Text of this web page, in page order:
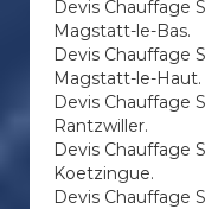
Devis Chauffage
Magstatt-le-Bas.
Devis Chauffage
Magstatt-le-Haut.
Devis Chauffage
Rantzwiller.
Devis Chauffage
Koetzingue.
Devis Chauffage